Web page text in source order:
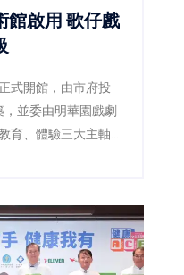
歌仔戲
式開館，由市府投
並委由明華園戲劇
育、體驗三大主軸